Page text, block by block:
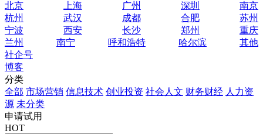
北京
上海 广州 深圳
南京
杭州
武汉 成都 合肥
苏州
宁波
西安 长沙 郑州
重庆
兰州
南宁 呼和浩特 哈尔滨
其他
社企号
博客
分类
全部 市场营销 信息技术 创业投资 社会人文 财务财经 人力资
源 未分类
申请试用
HOT